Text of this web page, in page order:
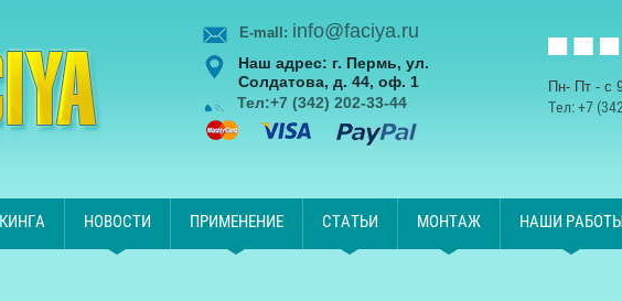
Пн- Пт - с
Тел:+7
E-maIl: info@faciya.ru
Наш адрес: г. Пермь, ул.
Солдатова, д. 44, оф. 1
Тел:+7 (342) 202-33-44
НОВОСТИ ПРИМЕНЕНИЕ СТАТЬИ МОНТАЖ НАШИ РАБОТЫ